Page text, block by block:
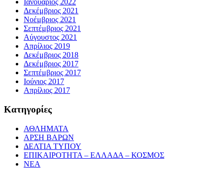
Ιανουάριος 2022
Δεκέμβριος 2021
Νοέμβριος 2021
Σεπτέμβριος 2021
Αύγουστος 2021
Απρίλιος 2019
Δεκέμβριος 2018
Δεκέμβριος 2017
Σεπτέμβριος 2017
Ιούνιος 2017
Απρίλιος 2017
Κατηγορίες
ΑΘΛΗΜΑΤΑ
ΑΡΣΗ ΒΑΡΩΝ
ΔΕΛΤΙΑ ΤΥΠΟΥ
ΕΠΙΚΑΙΡΟΤΗΤΑ – ΕΛΛΑΔΑ – ΚΟΣΜΟΣ
ΝΕΑ